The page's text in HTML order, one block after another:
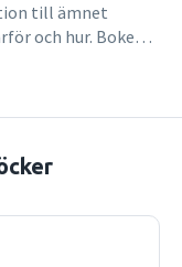
till ämnet
och hur. Boken
att beskriva vad
Saker som
annan viktig
ingår i en sådan